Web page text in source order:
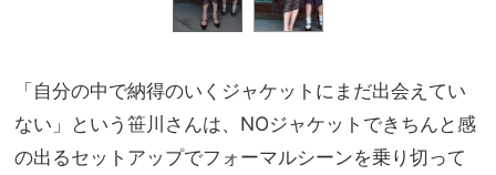
「自分の中で納得のいくジャケットにまだ出会えてい
ない」という笹川さんは、NOジャケットできちんと感
の出るセットアップでフォーマルシーンを乗り切って